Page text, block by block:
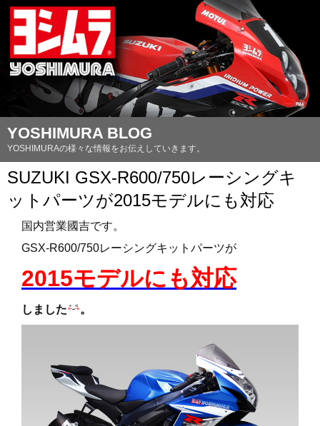
YOSHIMURA BLOG
YOSHIMURAの様々な情報をお伝えしていきます。
SUZUKI GSX-R600/750レーシングキ
ットパーツが2015モデルにも対応
国内営業國吉です。
GSX-R600/750レーシングキットパーツが
2015モデルにも対応
しました 。